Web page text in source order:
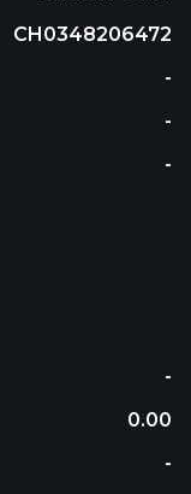
CH0348206472
-
-
-
-
0.00
-